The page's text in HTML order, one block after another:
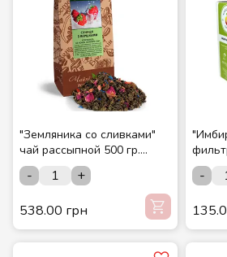
"Земляника со сливками"
чай рассыпной 500 гр.
Композиция на основе
зелёного чая ТМ Чайные
-
+
538.00 грн
ТМ
-